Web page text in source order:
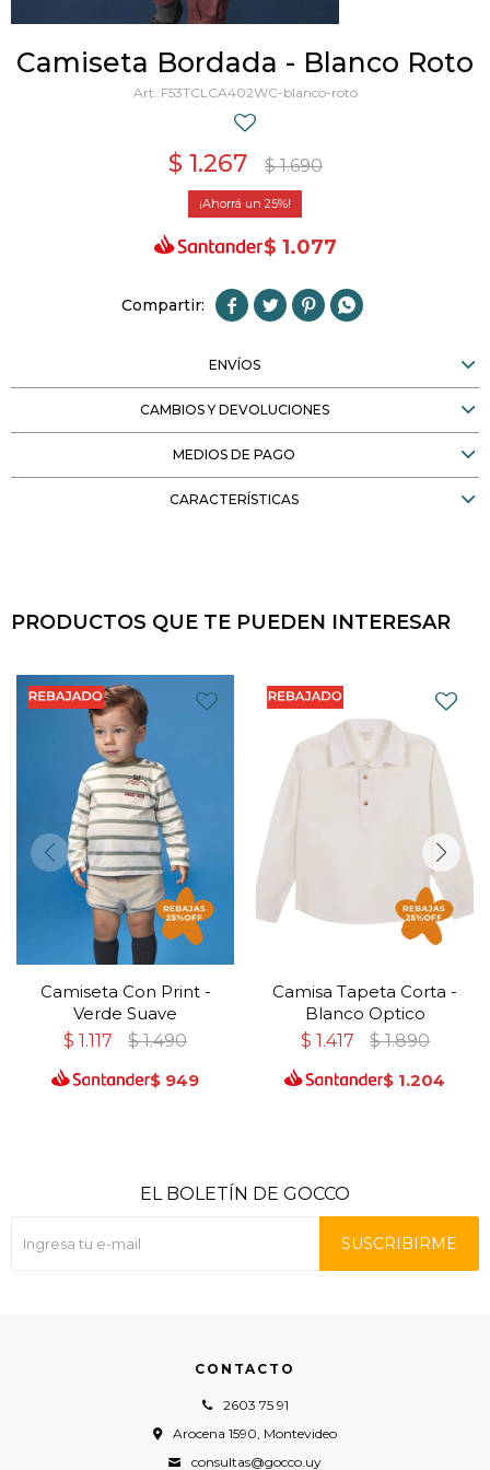
Camiseta Bordada - Blanco Roto
F53TCLCA402WC-blanco-roto
$ 1.267 $ 1.690
25
$ 1.077
   
ENVÍOS
CAMBIOS Y DEVOLUCIONES
MEDIOS DE PAGO
CARACTERÍSTICAS
PRODUCTOS QUE TE PUEDEN INTERESAR
Camiseta Con Print -
Verde Suave
$ 1.117 $ 1.490
$ 949
Camisa Tapeta Corta -
Blanco Optico
$ 1.417 $ 1.890
$ 1.204
CONTACTO
2603 75 91
Arocena 1590, Montevideo
consultas@gocco.uy
EL BOLETÍN DE GOCCO
SUSCRIBIRME